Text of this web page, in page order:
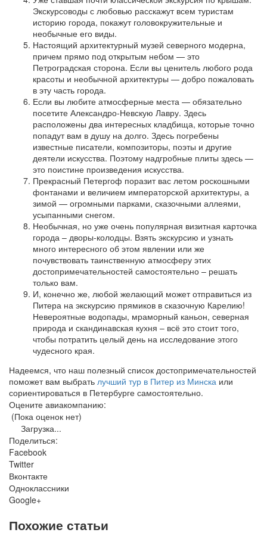
Экскурсоводы с любовью расскажут всем туристам
историю города, покажут головокружительные и
необычные его виды.
Настоящий архитектурный музей северного модерна,
причем прямо под открытым небом — это
Петроградская сторона. Если вы ценитель любого рода
красоты и необычной архитектуры — добро пожаловать
в эту часть города.
Если вы любите атмосферные места — обязательно
посетите Александро-Невскую Лавру. Здесь
расположены два интересных кладбища, которые точно
попадут вам в душу на долго. Здесь погребены
известные писатели, композиторы, поэты и другие
деятели искусства. Поэтому надгробные плиты здесь —
это поистине произведения искусства.
Прекрасный Петергоф поразит вас летом роскошными
фонтанами и величием императорской архитектуры, а
зимой — огромными парками, сказочными аллеями,
усыпанными снегом.
Необычная, но уже очень популярная визитная карточка
города – дворы-колодцы. Взять экскурсию и узнать
много интересного об этом явлении или же
почувствовать таинственную атмосферу этих
достопримечательностей самостоятельно – решать
только вам.
И, конечно же, любой желающий может отправиться из
Питера на экскурсию прямиков в сказочную Карелию!
Невероятные водопады, мраморный каньон, северная
природа и скандинавская кухня – всё это стоит того,
чтобы потратить целый день на исследование этого
чудесного края.
Надеемся, что наш полезный список достопримечательностей
поможет вам выбрать лучший тур в Питер из Минска или
сориентироваться в Петербурге самостоятельно.
Оцените авиакомпанию:
(Пока оценок нет)
Загрузка...
Поделиться:
Facebook
Twitter
Вконтакте
Одноклассники
Google+
Похожие статьи